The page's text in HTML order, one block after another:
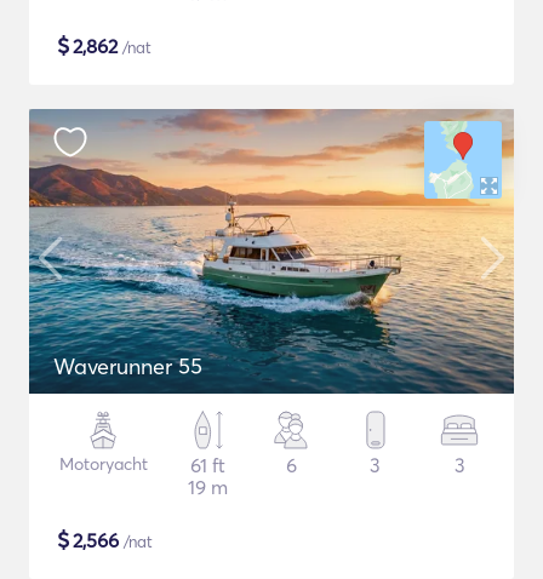
$2,862/nat
Waverunner 55
Motoryacht
61 ft
19 m
6 3 3
$2,566 /nat